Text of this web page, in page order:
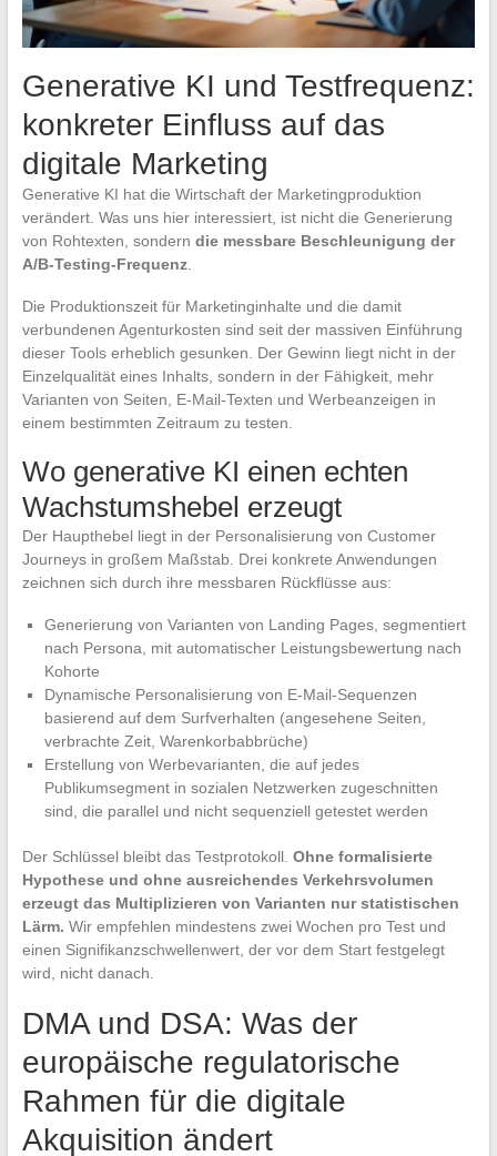
Generative KI und Testfrequenz:
konkreter Einfluss auf das
digitale Marketing
Generative KI hat die Wirtschaft der Marketingproduktion
verändert. Was uns hier interessiert, ist nicht die Generierung
von Rohtexten, sondern die messbare Beschleunigung der
A/B-Testing-Frequenz.
Die Produktionszeit für Marketinginhalte und die damit
verbundenen Agenturkosten sind seit der massiven Einführung
dieser Tools erheblich gesunken. Der Gewinn liegt nicht in der
Einzelqualität eines Inhalts, sondern in der Fähigkeit, mehr
Varianten von Seiten, E-Mail-Texten und Werbeanzeigen in
einem bestimmten Zeitraum zu testen.
Wo generative KI einen echten
Wachstumshebel erzeugt
Der Haupthebel liegt in der Personalisierung von Customer
Journeys in großem Maßstab. Drei konkrete Anwendungen
zeichnen sich durch ihre messbaren Rückflüsse aus:
Generierung von Varianten von Landing Pages, segmentiert
nach Persona, mit automatischer Leistungsbewertung nach
Kohorte
Dynamische Personalisierung von E-Mail-Sequenzen
basierend auf dem Surfverhalten (angesehene Seiten,
verbrachte Zeit, Warenkorbabbrüche)
Erstellung von Werbevarianten, die auf jedes
Publikumsegment in sozialen Netzwerken zugeschnitten
sind, die parallel und nicht sequenziell getestet werden
Der Schlüssel bleibt das Testprotokoll. Ohne formalisierte
Hypothese und ohne ausreichendes Verkehrsvolumen
erzeugt das Multiplizieren von Varianten nur statistischen
Lärm. Wir empfehlen mindestens zwei Wochen pro Test und
einen Signifikanzschwellenwert, der vor dem Start festgelegt
wird, nicht danach.
DMA und DSA: Was der
europäische regulatorische
Rahmen für die digitale
Akquisition ändert